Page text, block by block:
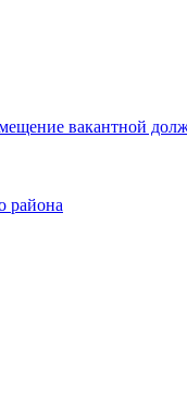
вакантной
района